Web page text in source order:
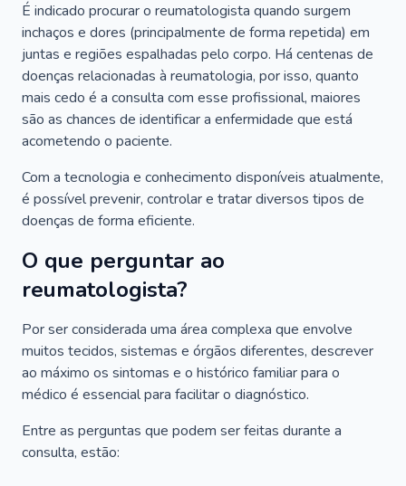
É indicado procurar o reumatologista quando surgem
inchaços e dores (principalmente de forma repetida) em
juntas e regiões espalhadas pelo corpo. Há centenas de
doenças relacionadas à reumatologia, por isso, quanto
mais cedo é a consulta com esse profissional, maiores
são as chances de identificar a enfermidade que está
acometendo o paciente.
Com a tecnologia e conhecimento disponíveis atualmente,
é possível prevenir, controlar e tratar diversos tipos de
doenças de forma eficiente.
O que perguntar ao
reumatologista?
Por ser considerada uma área complexa que envolve
muitos tecidos, sistemas e órgãos diferentes, descrever
ao máximo os sintomas e o histórico familiar para o
médico é essencial para facilitar o diagnóstico.
Entre as perguntas que podem ser feitas durante a
consulta, estão: